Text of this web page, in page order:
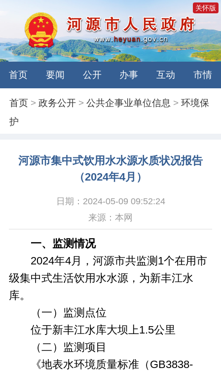
关怀版
首页 要闻 公开 办事 互动 市情
首页 >政务公开 >公共企事业单位信息 >环境保
护
河源市集中式饮用水水源水质状况报告
（2024年4月）
日期：2024-05-09 09:52:24
来源：本网
一、 监测情况
2024年4月，河源市共监测1个在用市
级集中式生活饮用水水源，为新丰江水
库。
（一）监测点位
位于新丰江水库大坝上1.5公里
（二）监测项目
《地表水环境质量标准（GB3838-